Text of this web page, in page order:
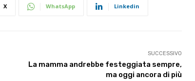
X WhatsApp Linkedin
SUCCESSIVO
La mamma andrebbe festeggiata sempre,
ma oggi ancora di più